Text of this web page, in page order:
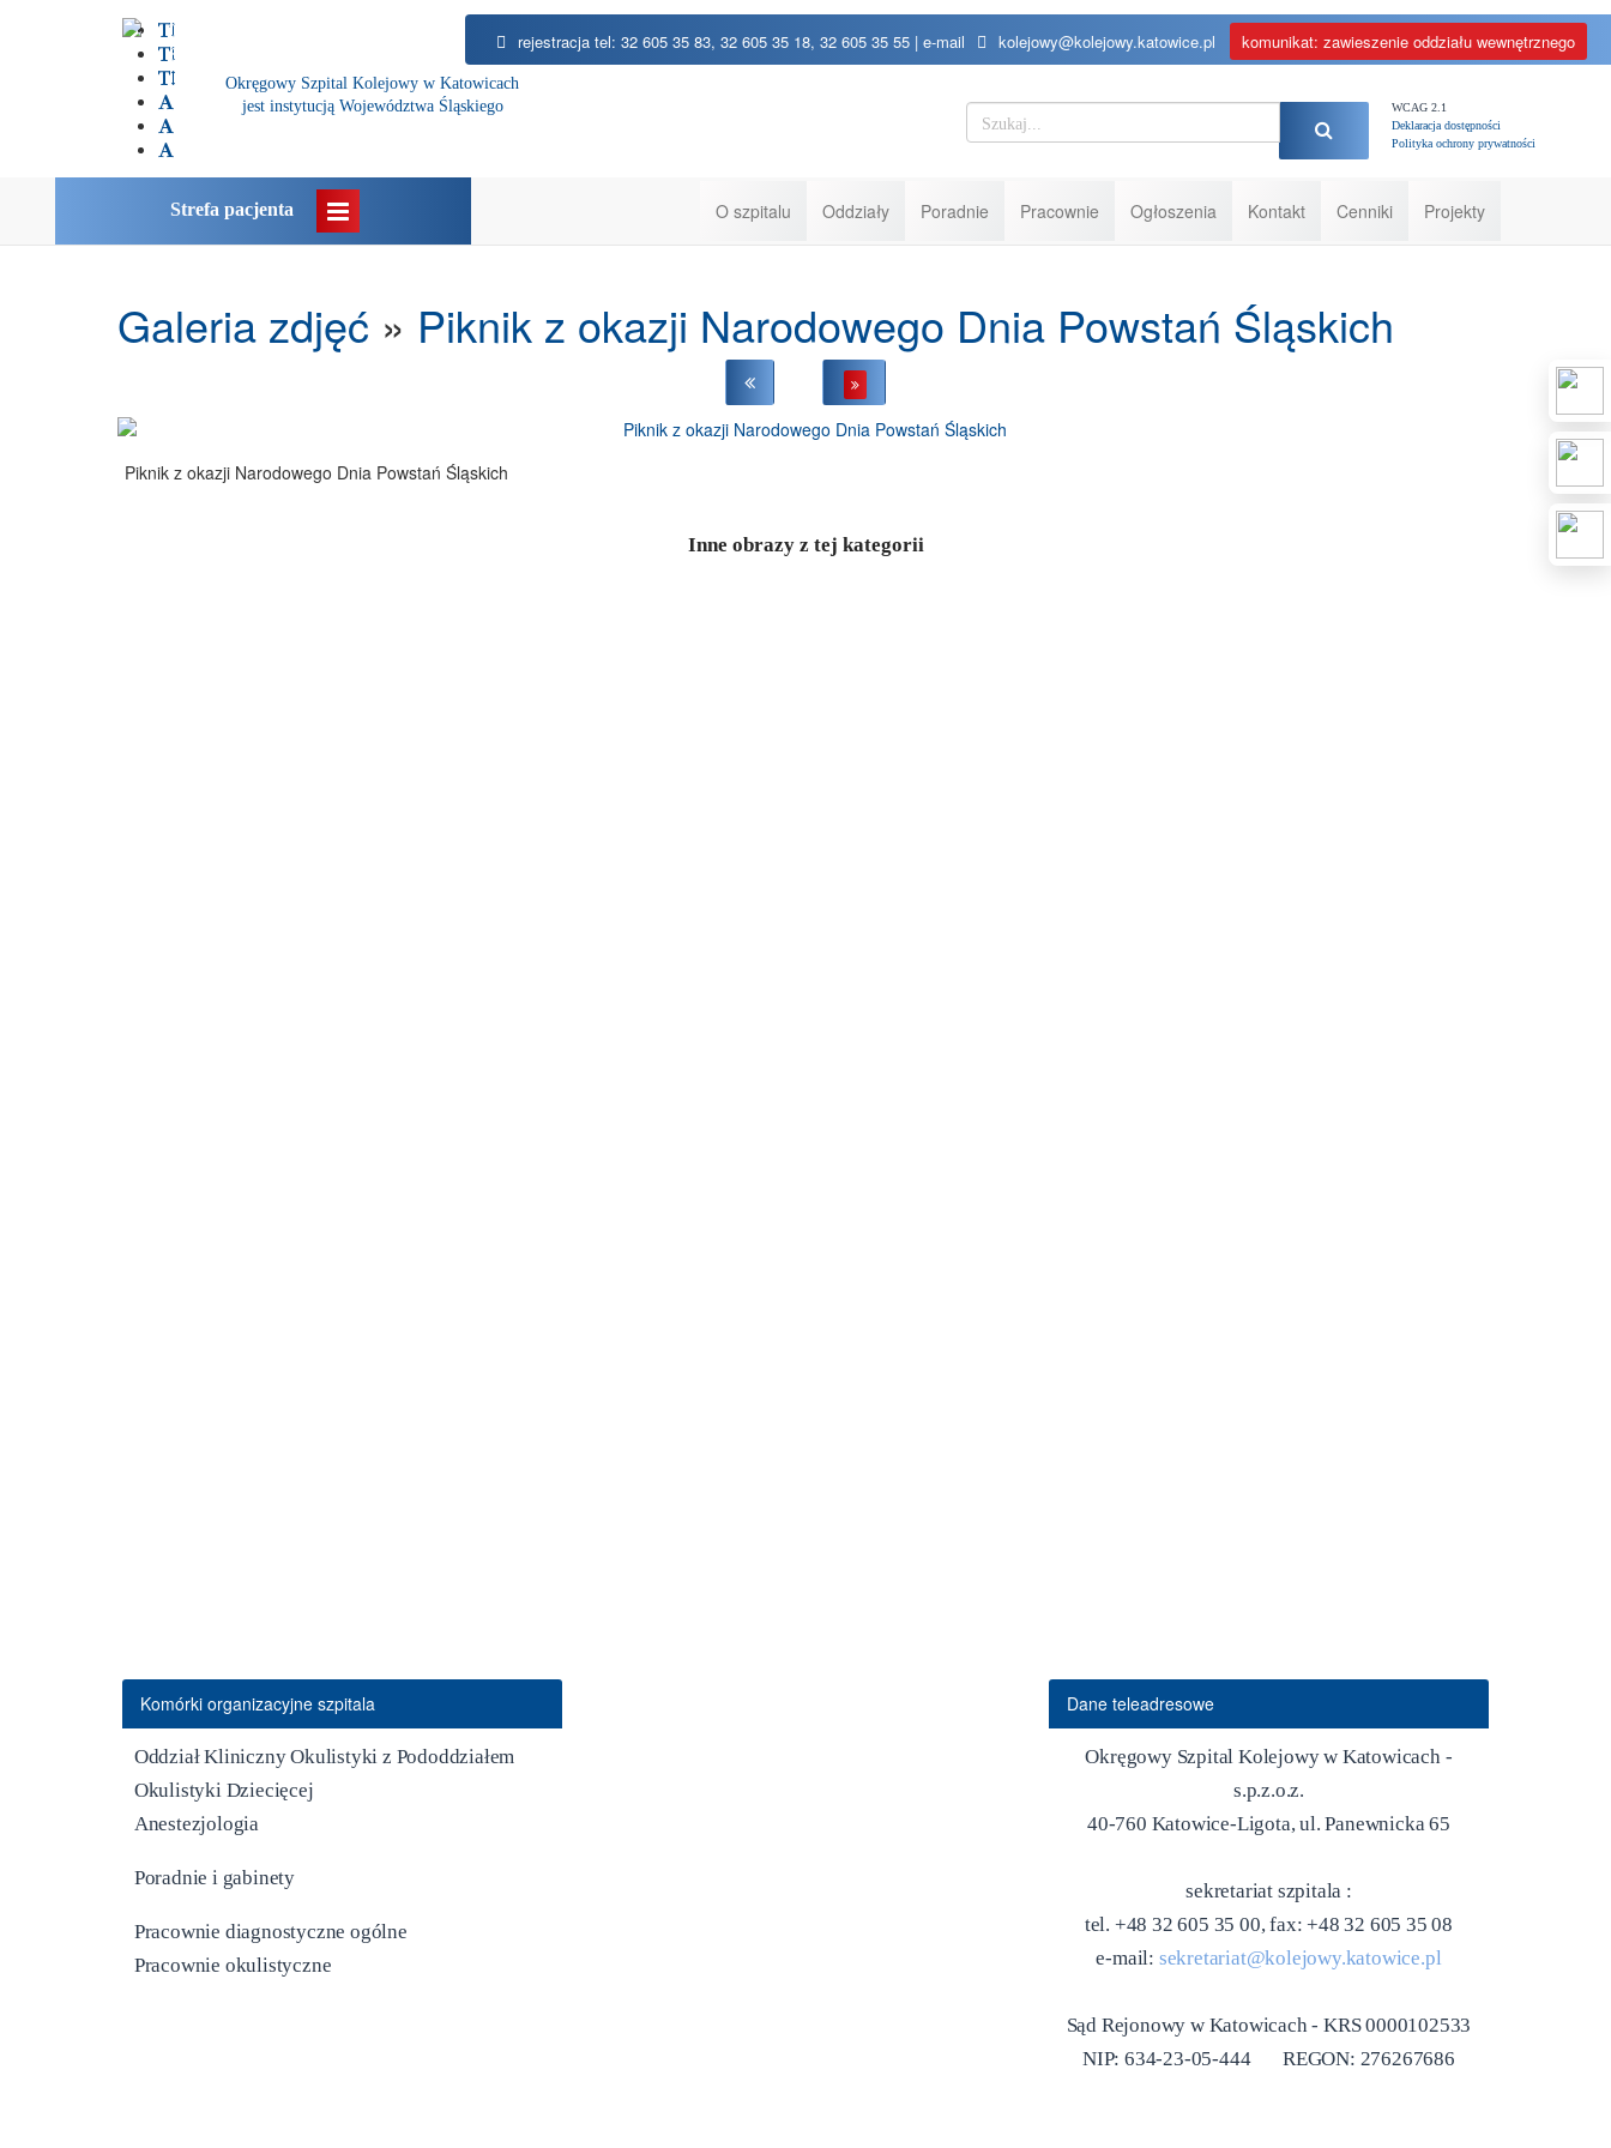
WCAG 2.1
Deklaracja dostępności
Polityka ochrony prywatności
Okręgowy Szpital Kolejowy w Katowicach
jest instytucją Województwa Śląskiego
rejestracja tel: 32 605 35 83, 32 605 35 18, 32 605 35 55 | e-mail kolejowy@kolejowy.katowice.pl komunikat: zawieszenie oddziału wewnętrznego
Strefa pacjenta O szpitalu Oddziały Poradnie Pracownie Ogłoszenia Kontakt Cenniki Projekty
Galeria zdjęć » Piknik z okazji Narodowego Dnia Powstań Śląskich
Piknik z okazji Narodowego Dnia Powstań Śląskich
Inne obrazy z tej kategorii
Komórki organizacyjne szpitala
Oddział Kliniczny Okulistyki z Pododdziałem
Okulistyki Dziecięcej
Anestezjologia
Poradnie i gabinety
Pracownie diagnostyczne ogólne
Pracownie okulistyczne
Dane teleadresowe
Okręgowy Szpital Kolejowy w Katowicach -
s.p.z.o.z.
40-760 Katowice-Ligota, ul. Panewnicka 65
sekretariat szpitala :
tel. +48 32 605 35 00, fax: +48 32 605 35 08
e-mail: sekretariat@kolejowy.katowice.pl
Sąd Rejonowy w Katowicach - KRS 0000102533
NIP: 634-23-05-444 REGON: 276267686